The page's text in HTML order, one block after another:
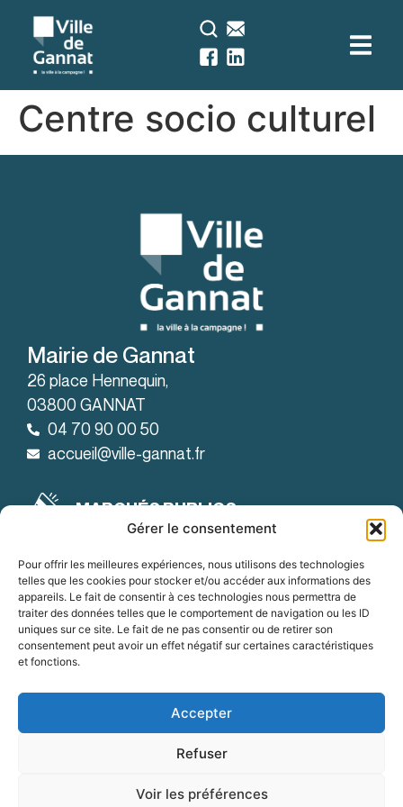
Gérer le consentement
Pour offrir les meilleures expériences, nous utilisons des technologies
telles que les cookies pour stocker et/ou accéder aux informations des
appareils. Le fait de consentir à ces technologies nous permettra de
traiter des données telles que le comportement de navigation ou les ID
uniques sur ce site. Le fait de ne pas consentir ou de retirer son
consentement peut avoir un effet négatif sur certaines caractéristiques
et fonctions.
Accepter
Refuser
Voir les préférences
principal
Centre socio culturel
Mairie de Gannat
26 place Hennequin,
03800 GANNAT
04 70 90 00 50
accueil@ville-gannat.fr
MARCHÉS PUBLICS
Horaires d’ouverture
Le lundi: de 08h30 à 12h et de 14h à 18h
Le mardi: de 08h30 à 12h et de 14h à 19h
Du mercredi au vendredi:
de 8h30 à 12h et de 14h à 18h
OFFRES D'EMPLOI
Mentions légalesConfidentialité